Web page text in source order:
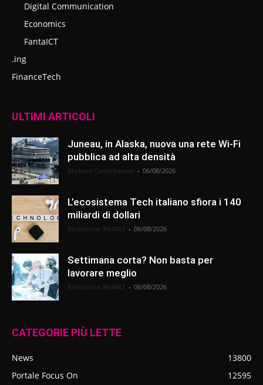
Digital Communication
Economics
FantaICT
.ing
FinanceTech
ULTIMI ARTICOLI
Juneau, in Alaska, nuova una rete Wi-Fi
pubblica ad alta densità
- 06/08/2026
L’ecosistema Tech italiano sfiora i 140
miliardi di dollari
- 06/08/2026
Settimana corta? Non basta per
lavorare meglio
- 06/08/2026
CATEGORIE PIÙ LETTE
News
13800
Portale Focus On
12595